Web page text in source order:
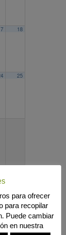
18
25
para ofrecer
para recopilar
Puede cambiar
en nuestra